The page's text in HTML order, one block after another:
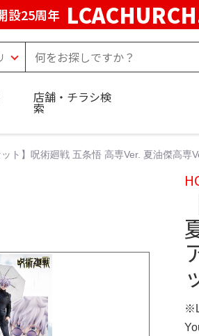
設25周年
店舗・チラシ検
索
ット】呪術廻戦 五条悟 高専Ver. 夏油傑高